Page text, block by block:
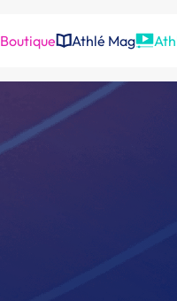
Boutique Athlé Mag